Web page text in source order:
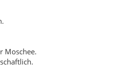
hin.
Irmağı